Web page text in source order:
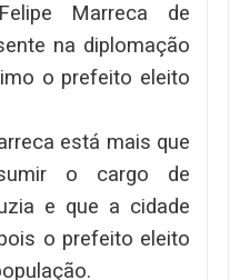
Marreca de
na diplomação
o prefeito eleito
está mais que
o cargo de
e que a cidade
o prefeito eleito